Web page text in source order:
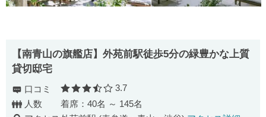
【南⻘⼭の旗艦店】外苑前駅徒歩5分の緑豊かな上質
貸切邸宅
口コミ 口コミ評価
3.7
人数
着席：40名 ～ 145名